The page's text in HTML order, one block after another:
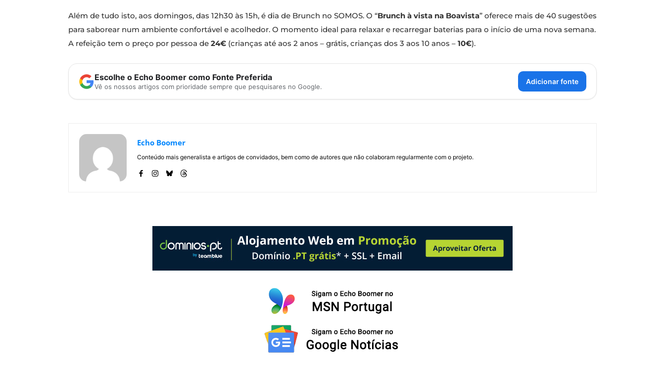
Além de tudo isto, aos domingos, das 12h30 às 15h, é dia de Brunch no SOMOS. O “Brunch à vista na Boavista” oferece mais de 40 sugestões
para saborear num ambiente confortável e acolhedor. O momento ideal para relaxar e recarregar baterias para o início de uma nova semana.
A refeição tem o preço por pessoa de 24€ (crianças até aos 2 anos – grátis, crianças dos 3 aos 10 anos – 10€).
Escolhe o Echo Boomer como Fonte Preferida
Vê os nossos artigos com prioridade sempre que pesquisares no Google.
Adicionar fonte
Echo Boomer
Conteúdo mais generalista e artigos de convidados, bem como de autores que não colaboram regularmente com o projeto.